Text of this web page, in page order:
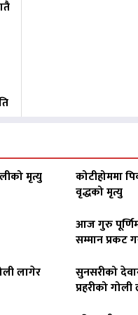
मृत्यु
कोटीहोममा
वृद्धको मृत्यु
आज गुरु
सम्मान प्रकट
लागेर
सुनसरीको
प्रहरीको